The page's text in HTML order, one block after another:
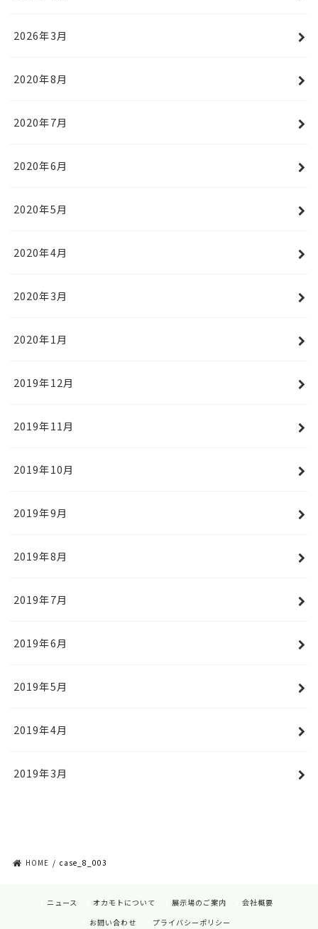
2026年3月
2020年8月
2020年7月
2020年6月
2020年5月
2020年4月
2020年3月
2020年1月
2019年12月
2019年11月
2019年10月
2019年9月
2019年8月
2019年7月
2019年6月
2019年5月
2019年4月
2019年3月
HOME case_8_003
ニュース オカモトについて 展示場のご案内
会社概要
お問い合わせ
プライバシーポリシー